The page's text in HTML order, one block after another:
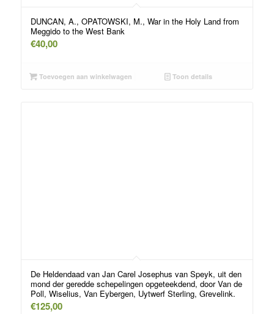
DUNCAN, A., OPATOWSKI, M., War in the Holy Land from
Meggido to the West Bank
€40,00
Toevoegen aan winkelwagen Toon details
De Heldendaad van Jan Carel Josephus van Speyk, uit den
mond der geredde schepelingen opgeteekdend, door Van de
Poll, Wiselius, Van Eybergen, Uytwerf Sterling, Grevelink.
€125,00